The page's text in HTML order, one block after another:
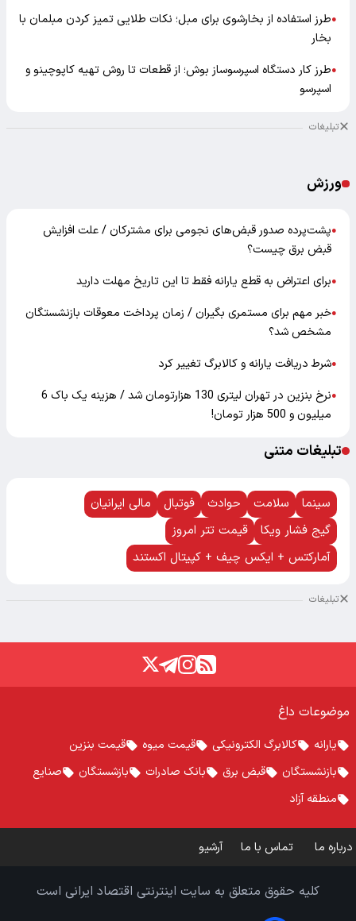
●طرز استفاده از بخارشوی برای مبل؛ نکات طلایی تمیز کردن مبلمان با
بخار
●طرز کار دستگاه اسپرسوساز بوش؛ از قطعات تا روش تهیه کاپوچینو و
اسپرسو
تبلیغات
ورزش
●پشت‌پرده صدور قبض‌های نجومی برای مشترکان / علت افزایش
قبض برق چیست؟
●برای اعتراض به قطع یارانه فقط تا این تاریخ مهلت دارید
●خبر مهم برای مستمری بگیران / زمان پرداخت معوقات بازنشستگان
مشخص شد؟
●شرط دریافت یارانه و کالابرگ تغییر کرد
●
نرخ بنزین در تهران لیتری 130 هزارتومان شد / هزینه یک باک 6
میلیون و 500 هزار تومان!
تبلیغات متنی
سینما سلامت حوادث فوتبال
مالی ایرانیان
گیج فشار ویکا
قیمت تتر امروز
آمارکتس + ایکس چیف + کپیتال اکستند
تبلیغات
موضوعات داغ
یارانه کالابرگ الکترونیکی قیمت میوه
قیمت بنزین
بازنشستگان
قبض برق بانک صادرات بازشستگان
صنایع
منطقه آزاد
درباره ما تماس با ما آرشیو
کلیه حقوق متعلق به سایت اینترنتی اقتصاد ایرانی است